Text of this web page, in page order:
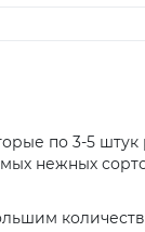
по 3-5
нежных